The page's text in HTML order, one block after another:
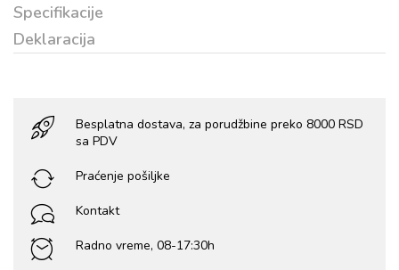
Specifikacije
Deklaracija
Besplatna dostava, za porudžbine preko 8000 RSD
sa PDV
Praćenje pošiljke
Kontakt
Radno vreme, 08-17:30h